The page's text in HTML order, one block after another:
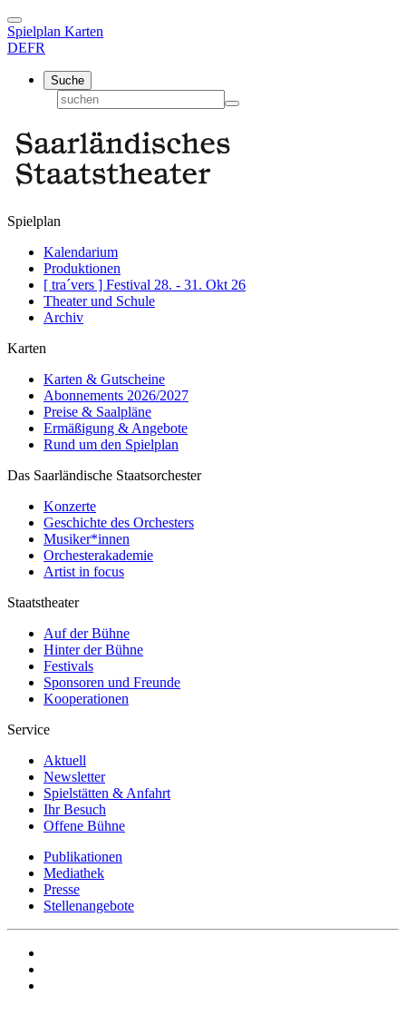
Spielplan Karten
DEFR
Suche
Spielplan
Kalendarium
Produktionen
[ tra´vers ] Festival 28. - 31. Okt 26
Theater und Schule
Archiv
Karten
Karten & Gutscheine
Abonnements 2026/2027
Preise & Saalpläne
Ermäßigung & Angebote
Rund um den Spielplan
Das Saarländische Staatsorchester
Konzerte
Geschichte des Orchesters
Musiker*innen
Orchesterakademie
Artist in focus
Staatstheater
Auf der Bühne
Hinter der Bühne
Festivals
Sponsoren und Freunde
Kooperationen
Service
Aktuell
Newsletter
Spielstätten & Anfahrt
Ihr Besuch
Offene Bühne
Publikationen
Mediathek
Presse
Stellenangebote